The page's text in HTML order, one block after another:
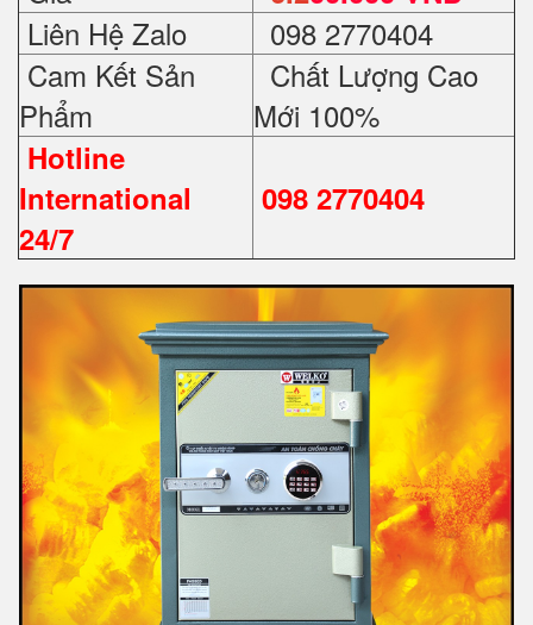
Liên Hệ Zalo
098 2770404
Cam Kết Sản
Phẩm
Chất Lượng Cao
Mới 100%
Hotline
International
24/7
098 2770404